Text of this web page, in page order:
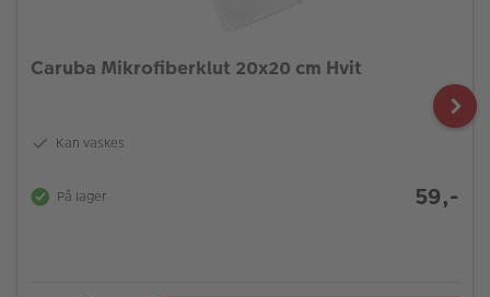
Caruba Mikrofiberklut 20x20 cm Hvit
Kan vaskes
På lager 59,-